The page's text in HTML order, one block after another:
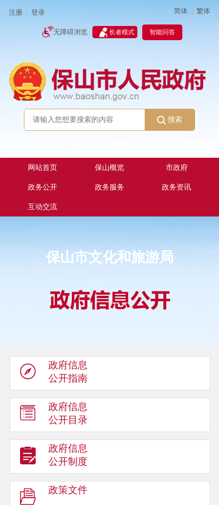
注册 登录 简体 | 繁体
无障碍浏览 长者模式 智能问答
搜索
网站首页 保山概览 市政府
政务公开 政务服务 政务资讯
互动交流
保山市文化和旅游局
政府信息
公开指南
政府信息
公开目录
政府信息
公开制度
政策文件